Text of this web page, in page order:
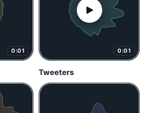
0:01 0:01
Tweeters